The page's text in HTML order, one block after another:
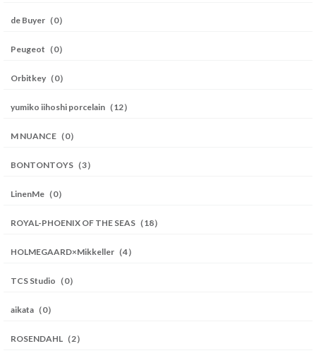
de Buyer（0）
Peugeot（0）
Orbitkey（0）
yumiko iihoshi porcelain（12）
M NUANCE（0）
BONTONTOYS（3）
LinenMe（0）
ROYAL-PHOENIX OF THE SEAS（18）
HOLMEGAARD×Mikkeller（4）
TCS Studio（0）
aikata（0）
ROSENDAHL（2）